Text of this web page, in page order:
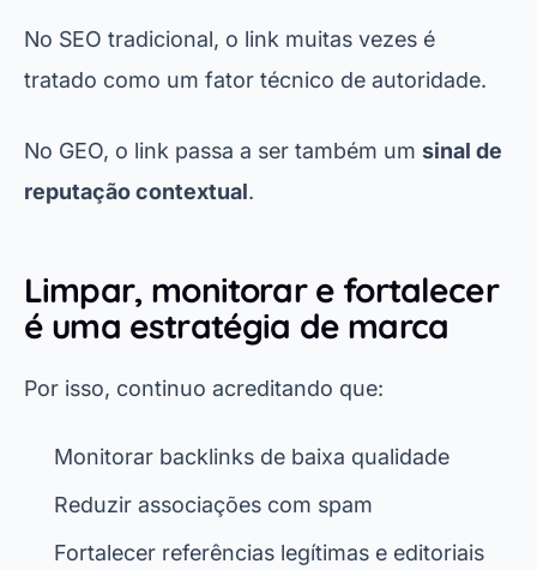
No SEO tradicional, o link muitas vezes é
tratado como um fator técnico de autoridade.
No GEO, o link passa a ser também um sinal de
reputação contextual.
Limpar, monitorar e fortalecer
é uma estratégia de marca
Por isso, continuo acreditando que:
Monitorar backlinks de baixa qualidade
Reduzir associações com spam
Fortalecer referências legítimas e editoriais